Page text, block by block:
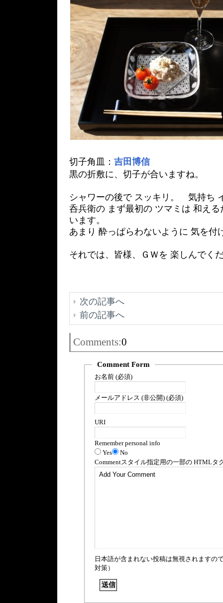
切子角皿： 吉田博信
黒の折敷に、切子が合いますね。
シャワーの後で スッキリ。 気持ち
呑兵衛の まず最初の ツマミは 和え
います。
あまり 酔っぱらわないように 気を付
それでは、皆様、ＧＷを 楽しんでく
次の記事へ
前の記事へ
Comments:0
Comment Form
お名前 (必須)
メールアドレス (非公開) (必須)
URI
Remember personal info
Yes
No
Commentスタイル指定用の一部の HTMLタ
日本語が含まれない投稿は無視されますの
対策）